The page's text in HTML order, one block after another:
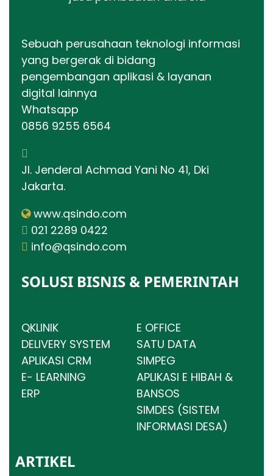
Sebuah perusahaan teknologi informasi
yang bergerak di bidang
pengembangan aplikasi & layanan
digital lainnya
Whatsapp
0856 9255 6564
Jl. Jenderal Achmad Yani No 41, Dki
Jakarta.
www.qsindo.com
021 2289 0422
info@qsindo.com
SOLUSI BISNIS & PEMERINTAH
QKLINIK
DELIVERY SYSTEM
APLIKASI CRM
E- LEARNING
ERP
E OFFICE
SATU DATA
SIMPEG
APLIKASI E HIBAH &
BANSOS
SIMDES (SISTEM
INFORMASI DESA)
ARTIKEL